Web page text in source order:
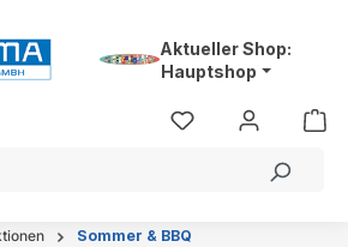
Aktueller Shop:
Hauptshop
Sommer & BBQ